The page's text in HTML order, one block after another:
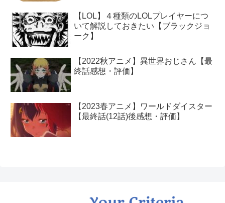
【LOL】４種類のLOLプレイヤーにつ
いて解説しておきたい【ブラックジョ
ーク】
【2022秋アニメ】異世界おじさん【最
終話感想・評価】
【2023春アニメ】ワールドダイスター
【最終話(12話)後感想・評価】